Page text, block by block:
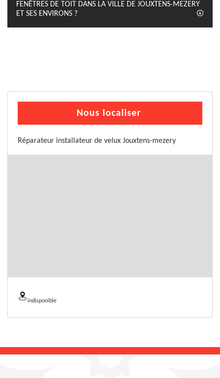
FENÊTRES DE TOIT DANS LA VILLE DE JOUXTENS-MEZERY
ET SES ENVIRONS ?
Nous localiser
Réparateur installateur de velux Jouxtens-mezery
indisponible